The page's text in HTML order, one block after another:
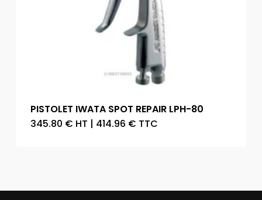
PISTOLET IWATA SPOT REPAIR LPH-80
345.80 € HT | 414.96 € TTC